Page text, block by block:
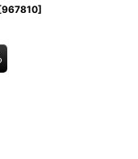
967810]